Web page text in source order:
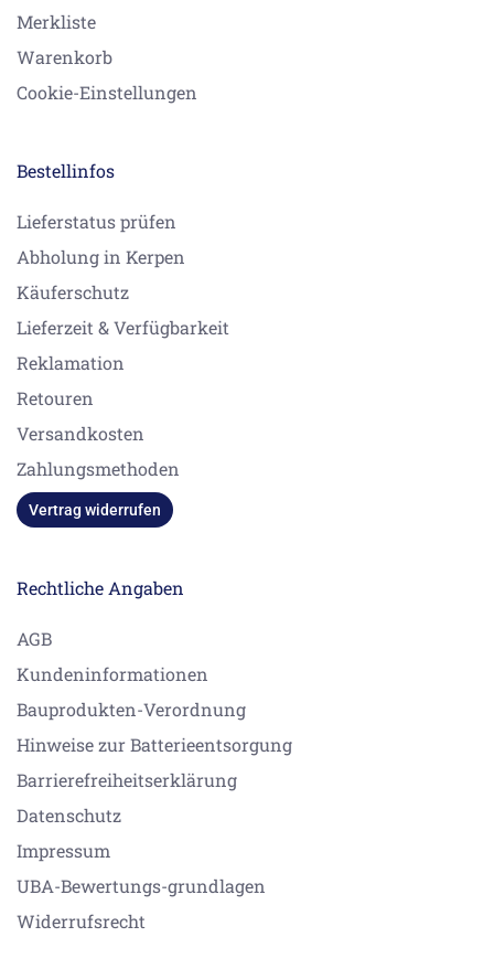
Merkliste
Warenkorb
Cookie-Einstellungen
Bestellinfos
Lieferstatus prüfen
Abholung in Kerpen
Käuferschutz
Lieferzeit & Verfügbarkeit
Reklamation
Retouren
Versandkosten
Zahlungsmethoden
Vertrag widerrufen
Rechtliche Angaben
AGB
Kundeninformationen
Bauprodukten-Verordnung
Hinweise zur Batterieentsorgung
Barrierefreiheitserklärung
Datenschutz
Impressum
UBA-Bewertungs-grundlagen
Widerrufsrecht